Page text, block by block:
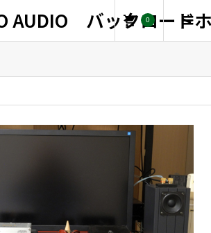
AUDIO バックロード
0